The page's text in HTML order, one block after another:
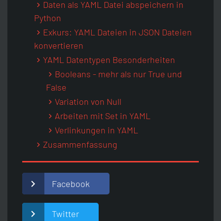
Daten als YAML Datei abspeichern in
Python
Exkurs: YAML Dateien in JSON Dateien
konvertieren
YAML Datentypen Besonderheiten
Booleans - mehr als nur True und
False
Variation von Null
Arbeiten mit Set in YAML
Verlinkungen in YAML
Zusammenfassung
Facebook
Twitter